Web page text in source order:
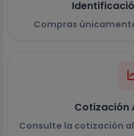
Compras
Cotización
Consulte la cotización